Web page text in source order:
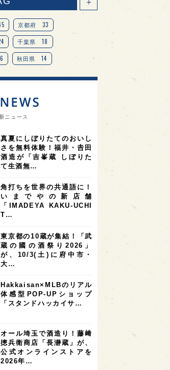
＋
京都府 33
千葉県 18
秋田県 14
岐阜県 13
9
滋賀県 7 和歌山県 6
6 高知県 5 島根県 5
4 神奈川県 4
3 3
湾 2 アジア
1
ール 1 カナダ 1
新宿区 1
1 鳥取県 1
ニュース
真夏にしぼりたてのおいし
さを無料体験！福井・𠮷田
酒造が「吉峯蔵 しぼりた
て生酒無…
角打ちを世界の共通語に！
いまでやの新店舗
「IMADEYA KAKU-UCHI
T…
東京都の10蔵が集結！「武
蔵の國の酒祭り2026」
が、10/3(土)に府中市・
大…
Hakkaisan×MLBのリアル
体感型POP-UPショップ
「スタンドハッカイサ…
オール埼玉で酒造り！藤﨑
摠兵衛商店「長瀞蔵」が、
公式オンラインストアを
2026年…